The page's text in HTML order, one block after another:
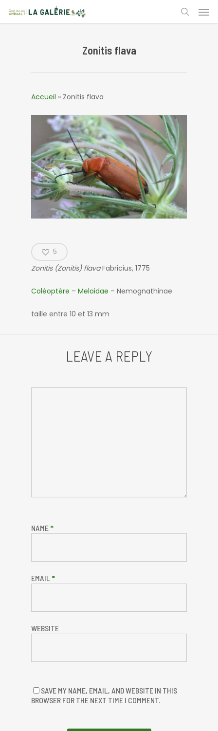
main
search
Zonitis flava
Accueil » Zonitis flava
5
Zonitis (Zonitis) flavaFabricius, 1775
Coléoptère – Meloidae – Nemognathinae
taille entre 10 et 13 mm
LEAVE A REPLY
NAME *
EMAIL *
WEBSITE
SAVE MY NAME, EMAIL, AND WEBSITE IN THIS
BROWSER FOR THE NEXT TIME I COMMENT.